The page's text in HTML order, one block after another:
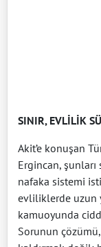
SINIR, EVLİLİK
Akit’e konuşan
Ergincan,
nafaka sistemi
evliliklerde uzun
kamuoyunda
Sorunun